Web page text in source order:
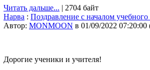
Читать дальше... | 2704 байт
Нарва : Поздравление с началом учебного
Автор: MONMOON в 01/09/2022 07:20:00
Дорогие ученики и учителя!